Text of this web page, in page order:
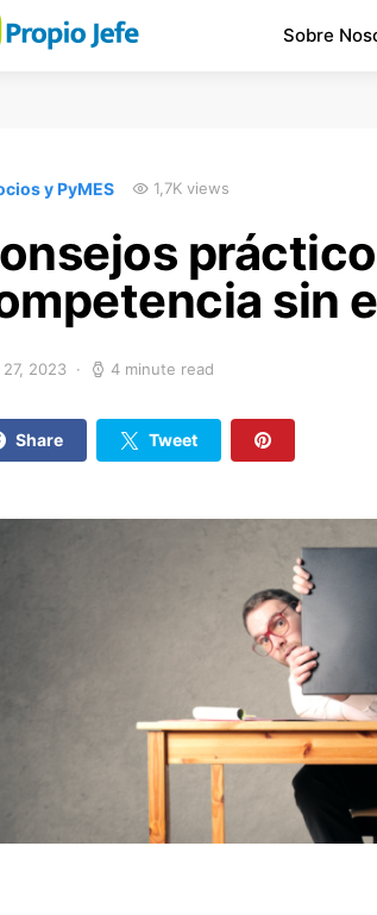
Sobre
y PyMES 1,7K views
sin
2023 4 minute read
Share Tweet